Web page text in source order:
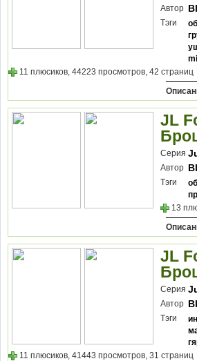
Автор
Тэги
11 плюсиков, 44223 просмотров, 42 страниц
JL
Серия
Автор
Тэги
13
JL
Серия
Автор
Тэги
11 плюсиков, 41443 просмотров, 31 страниц